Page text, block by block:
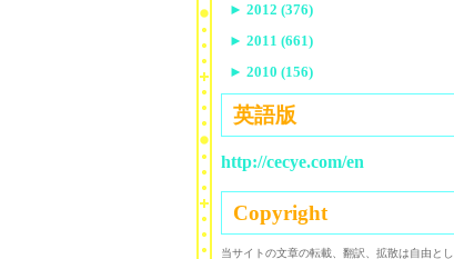
► 2012 (376)
► 2011 (661)
► 2010 (156)
英語版
http://cecye.com/en
Copyright
当サイトの文章の転載、翻訳、拡散は自由とし